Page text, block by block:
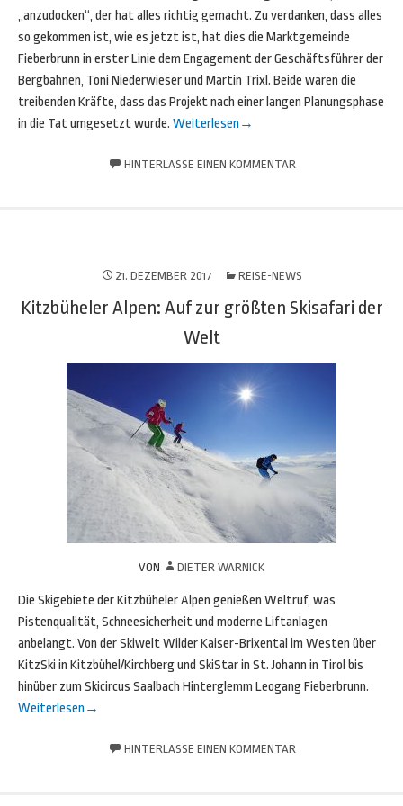
„anzudocken“, der hat alles richtig gemacht. Zu verdanken, dass alles
so gekommen ist, wie es jetzt ist, hat dies die Marktgemeinde
Fieberbrunn in erster Linie dem Engagement der Geschäftsführer der
Bergbahnen, Toni Niederwieser und Martin Trixl. Beide waren die
treibenden Kräfte, dass das Projekt nach einer langen Planungsphase
in die Tat umgesetzt wurde. Weiterlesen →
HINTERLASSE EINEN KOMMENTAR
21. DEZEMBER 2017 REISE-NEWS
Kitzbüheler Alpen: Auf zur größten Skisafari der
Welt
VON DIETER WARNICK
Die Skigebiete der Kitzbüheler Alpen genießen Weltruf, was
Pistenqualität, Schneesicherheit und moderne Liftanlagen
anbelangt. Von der Skiwelt Wilder Kaiser-Brixental im Westen über
KitzSki in Kitzbühel/Kirchberg und SkiStar in St. Johann in Tirol bis
hinüber zum Skicircus Saalbach Hinterglemm Leogang Fieberbrunn.
Weiterlesen →
HINTERLASSE EINEN KOMMENTAR